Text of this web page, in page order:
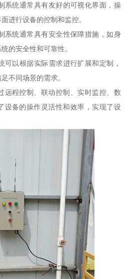
系统通常具有友好的可视化界面，操
进行设备的控制和监控。
系统通常具有安全性保障措施，如身
的安全性和可靠性。
可以根据实际需求进行扩展和定制，
不同场景的需求。
远程控制、联动控制、实时监控、数
设备的操作灵活性和效率，实现了设